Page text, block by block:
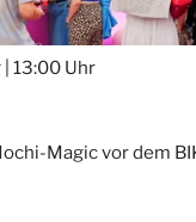
13:00 Uhr
Magic vor dem